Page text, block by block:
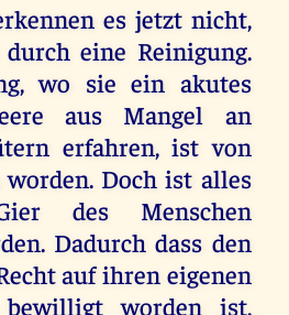
es jetzt nicht,
eine Reinigung.
wo sie ein akutes
aus Mangel an
erfahren, ist von
Doch ist alles
des Menschen
Dadurch dass den
auf ihren eigenen
worden ist,